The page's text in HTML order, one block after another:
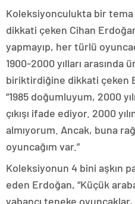
Koleksiyonculukta bir
dikkati çeken Cihan
yapmayıp, her türlü
1900-2000 yılları arasında
biriktirdiğine dikkati çeken
“1985 doğumluyum, 2000
çıkışı ifade ediyor. 2000
almıyorum. Ancak, buna
oyuncağım var.”
Koleksiyonun 4 bini aşkın
eden Erdoğan, “Küçük
yabancı teneke